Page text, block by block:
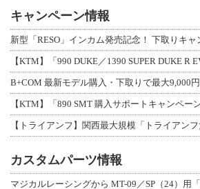
キャンペーン情報
【KTM】「990 DUKE／1390 SUPER DUKE R
【KTM】「890 SMT 購入サポートキャンペー
カスタムパーツ情報